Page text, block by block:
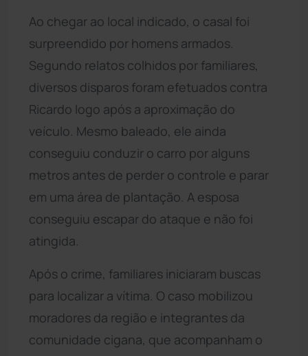
Ao chegar ao local indicado, o casal foi
surpreendido por homens armados.
Segundo relatos colhidos por familiares,
diversos disparos foram efetuados contra
Ricardo logo após a aproximação do
veículo. Mesmo baleado, ele ainda
conseguiu conduzir o carro por alguns
metros antes de perder o controle e parar
em uma área de plantação. A esposa
conseguiu escapar do ataque e não foi
atingida.
Após o crime, familiares iniciaram buscas
para localizar a vítima. O caso mobilizou
moradores da região e integrantes da
comunidade cigana, que acompanham o